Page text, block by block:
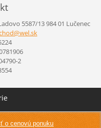
5587/13984 01 Lučenec
el.sk
2
o cenovú ponuku